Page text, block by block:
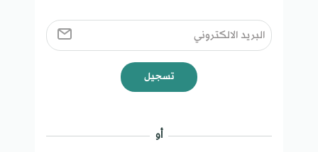
تسجيل
أو